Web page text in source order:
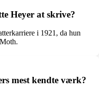
Heyer at skrive?
i 1921, da hun
mest kendte værk?